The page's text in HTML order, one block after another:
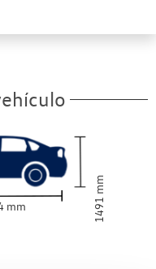
1491
mm
mm